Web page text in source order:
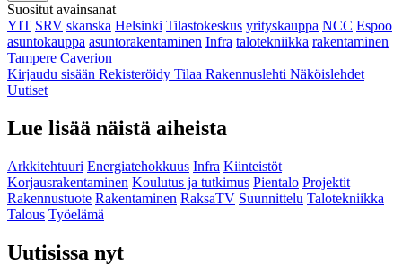
Suositut avainsanat
YIT SRV skanska Helsinki Tilastokeskus yrityskauppa NCC Espoo
asuntokauppa asuntorakentaminen Infra talotekniikka rakentaminen
Tampere Caverion
Kirjaudu sisään Rekisteröidy Tilaa Rakennuslehti Näköislehdet
Uutiset
Lue lisää näistä aiheista
Arkkitehtuuri Energiatehokkuus Infra Kiinteistöt
Korjausrakentaminen Koulutus ja tutkimus Pientalo Projektit
Rakennustuote Rakentaminen RaksaTV Suunnittelu Talotekniikka
Talous Työelämä
Uutisissa nyt